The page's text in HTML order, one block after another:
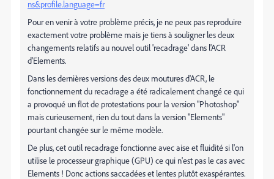
ns&profile.language=fr
Pour en venir à votre problème précis, je ne peux pas reproduire
exactement votre problème mais je tiens à souligner les deux
changements relatifs au nouvel outil 'recadrage' dans l'ACR
d'Elements.
Dans les dernières versions des deux moutures d'ACR, le
fonctionnement du recadrage a été radicalement changé ce qui
a provoqué un flot de protestations pour la version "Photoshop"
mais curieusement, rien du tout dans la version "Elements"
pourtant changée sur le même modèle.
De plus, cet outil recadrage fonctionne avec aise et fluidité si l'on
utilise le processeur graphique (GPU) ce qui n'est pas le cas avec
Elements ! Donc actions saccadées et lentes plutôt exaspérantes.